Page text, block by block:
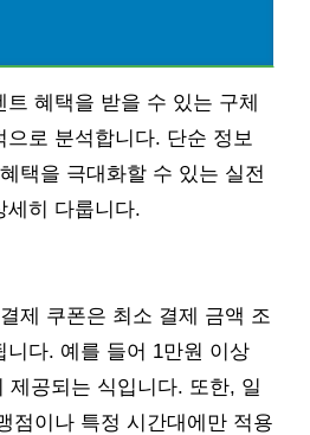
혜택을 받을 수 있는 구체
으로 분석합니다. 단순 정보
택을 극대화할 수 있는 실전
세히 다룹니다.
제 쿠폰은 최소 결제 금액 조
니다. 예를 들어 1만원 이상
제공되는 식입니다. 또한, 일
점이나 특정 시간대에만 적용